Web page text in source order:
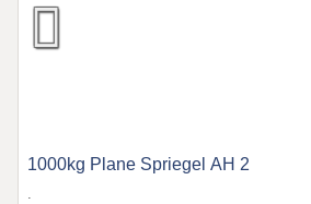
1000kg Plane Spriegel AH 2
.